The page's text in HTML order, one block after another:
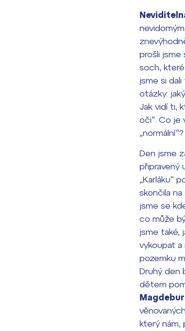
prošli jsme
soch,
jsme si
otázky:
Jak vidí ti,
oči“: Co je
Den jsme
připravený
„Karláku“
skončila
jsme se
co může
jsme také,
vykoupat a
pozemku
Druhý den
dětem
který nám,